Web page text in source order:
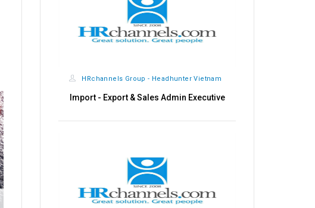
HRchannels Group - Headhunter Vietnam
Import - Export & Sales Admin Executive